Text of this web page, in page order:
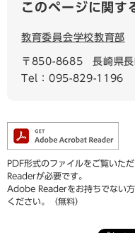
このページに関す
教育委員会学校教育部
〒850-8685
長崎県
Tel：095-829-1196
PDF形式のファイルをご覧いた
Readerが必要です。
Adobe Readerをお持ちでない
ください。（無料）